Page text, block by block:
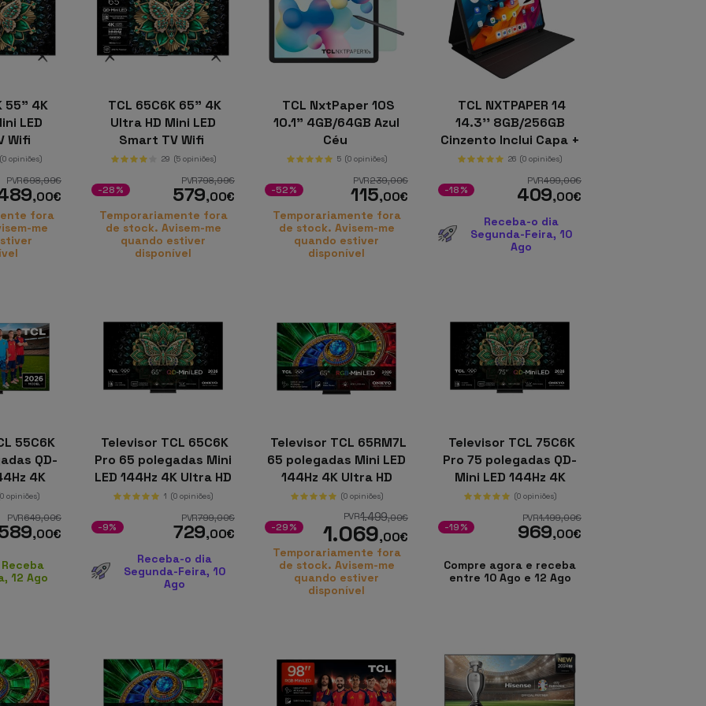
55" 4K
LED
Wifi
(0 opiniões)
PVR698,99€
,00€
fora
me
TCL 65C6K 65" 4K
Ultra HD Mini LED
Smart TV Wifi
29 (5 opiniões)
PVR798,99€
579,00€
-28%
Temporariamente fora
de stock. Avisem-me
quando estiver
disponível
TCL NxtPaper 10S
10.1" 4GB/64GB Azul
Céu
5 (0 opiniões)
PVR239,00€
115,00€
-52%
Temporariamente fora
de stock. Avisem-me
quando estiver
disponível
TCL NXTPAPER 14
14.3'' 8GB/256GB
Cinzento Inclui Capa +
Caneta
26 (0 opiniões)
PVR499,00€
409,00€
-18%
Receba-o dia
Segunda-Feira, 10
Ago
55C6K
QD-
4K
TV
opiniões)
PVR649,00€
,00€
12 Ago
Televisor TCL 65C6K
Pro 65 polegadas Mini
LED 144Hz 4K Ultra HD
Google TV
1 (0 opiniões)
PVR799,00€
729,00€
-9%
Receba-o dia
Segunda-Feira, 10
Ago
Televisor TCL 65RM7L
65 polegadas Mini LED
144Hz 4K Ultra HD
Google TV
(0 opiniões)
PVR1.499,00€
1.069,00€
-29%
Temporariamente fora
de stock. Avisem-me
quando estiver
disponível
Televisor TCL 75C6K
Pro 75 polegadas QD-
Mini LED 144Hz 4K
Ultra HD Google TV
(0 opiniões)
PVR1.199,00€
969,00€
-19%
Compre agora e receba
entre 10 Ago e 12 Ago